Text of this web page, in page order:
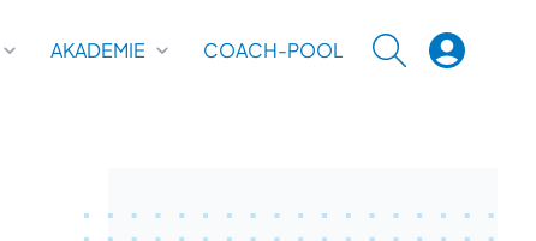
AKADEMIE COACH-POOL SUCHE